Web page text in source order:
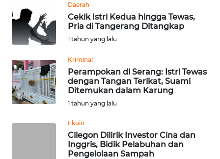
Daerah
Cekik Istri Kedua hingga Tewas,
Pria di Tangerang Ditangkap
1 tahun yang lalu
Kriminal
Perampokan di Serang: Istri Tewas
dengan Tangan Terikat, Suami
Ditemukan dalam Karung
1 tahun yang lalu
Ekuin
Cilegon Dilirik Investor Cina dan
Inggris, Bidik Pelabuhan dan
Pengelolaan Sampah
WN
NIAS
WN
WN
TAPANULI
SELATAN